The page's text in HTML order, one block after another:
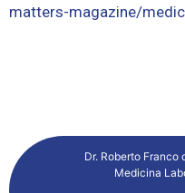
matters-magazine/
Dr. Roberto Franco
Medicina